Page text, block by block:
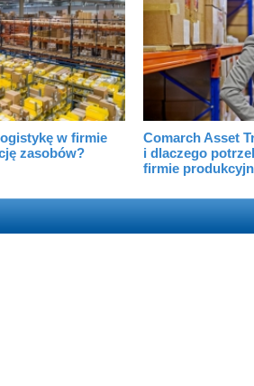
w firmie
zasobów?
Comarch Asset
i dlaczego
firmie